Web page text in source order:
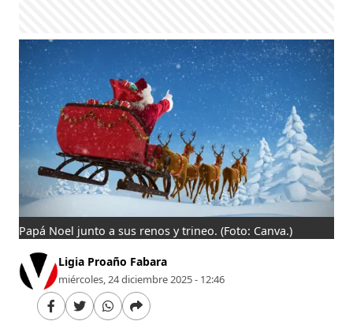
Papá Noel junto a sus renos y trineo. (Foto: Canva.)
Ligia Proaño Fabara
miércoles, 24 diciembre 2025 - 12:46